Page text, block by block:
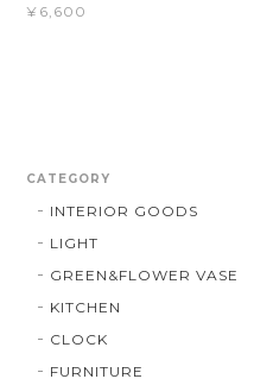
¥6,600
CATEGORY
INTERIOR GOODS
LIGHT
GREEN&FLOWER VASE
KITCHEN
CLOCK
FURNITURE